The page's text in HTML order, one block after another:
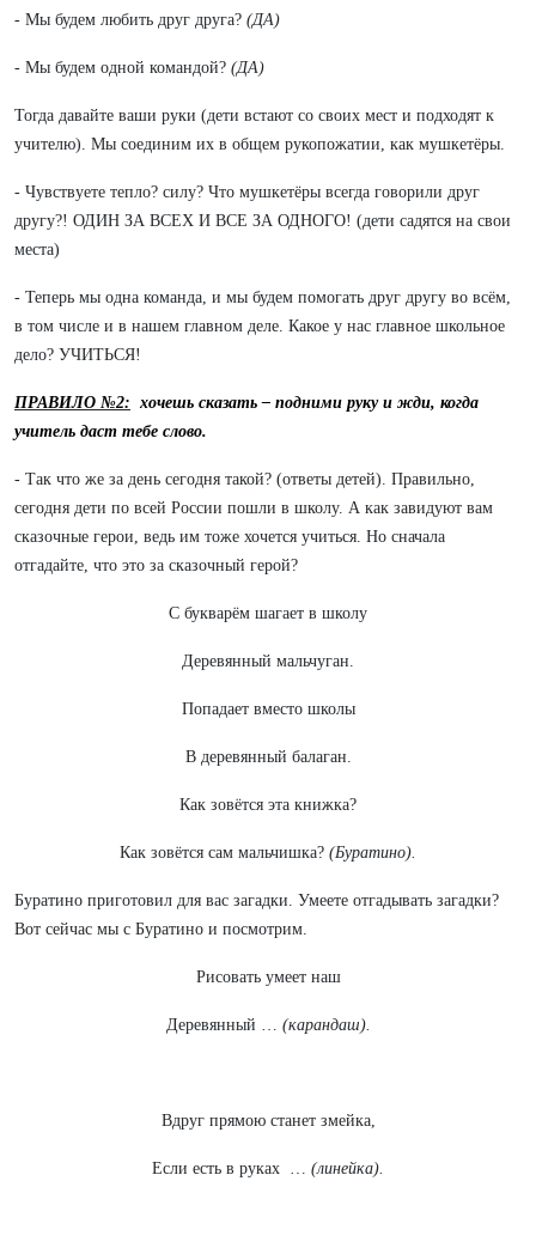
- Мы будем любить друг друга? (ДА)
- Мы будем одной командой? (ДА)
Тогда давайте ваши руки (дети встают со своих мест и подходят к
учителю). Мы соединим их в общем рукопожатии, как мушкетёры.
- Чувствуете тепло? силу? Что мушкетёры всегда говорили друг
другу?! ОДИН ЗА ВСЕХ И ВСЕ ЗА ОДНОГО! (дети садятся на свои
места)
- Теперь мы одна команда, и мы будем помогать друг другу во всём,
в том числе и в нашем главном деле. Какое у нас главное школьное
дело? УЧИТЬСЯ!
ПРАВИЛО №2: хочешь сказать – подними руку и жди, когда
учитель даст тебе слово.
- Так что же за день сегодня такой? (ответы детей). Правильно,
сегодня дети по всей России пошли в школу. А как завидуют вам
сказочные герои, ведь им тоже хочется учиться. Но сначала
отгадайте, что это за сказочный герой?
С букварём шагает в школу
Деревянный мальчуган.
Попадает вместо школы
В деревянный балаган.
Как зовётся эта книжка?
Как зовётся сам мальчишка? (Буратино).
Буратино приготовил для вас загадки. Умеете отгадывать загадки?
Вот сейчас мы с Буратино и посмотрим.
Рисовать умеет наш
Деревянный … (карандаш).
Вдруг прямою станет змейка,
Если есть в руках … (линейка).